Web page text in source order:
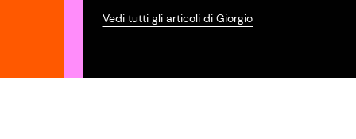
Vedi tutti gli articoli di Giorgio